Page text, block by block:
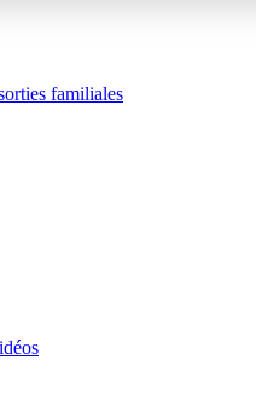
familiales